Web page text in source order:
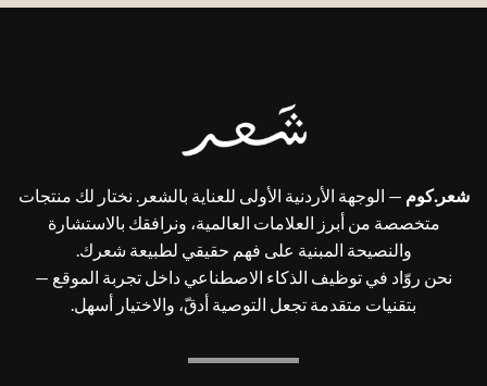
شعر.كوم — الوجهة الأردنية الأولى للعناية بالشعر. نختار لك منتجات
متخصصة من أبرز العلامات العالمية، ونرافقك بالاستشارة
والنصيحة المبنية على فهم حقيقي لطبيعة شعرك.
نحن روّاد في توظيف الذكاء الاصطناعي داخل تجربة الموقع —
بتقنيات متقدمة تجعل التوصية أدقّ، والاختيار أسهل.